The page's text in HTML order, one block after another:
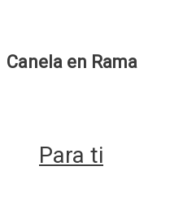
Canela en Rama
Para ti